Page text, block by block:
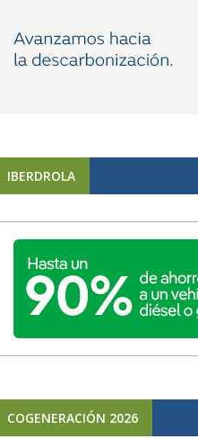
IBERDROLA
COGENERACIÓN 2026